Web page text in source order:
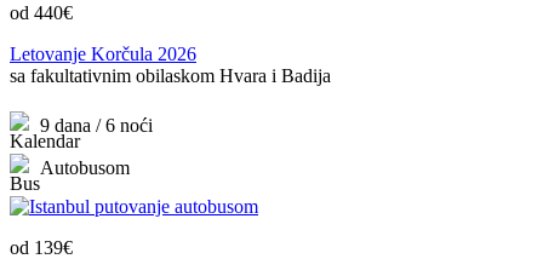
od 440€
Letovanje Korčula 2026
sa fakultativnim obilaskom Hvara i Badija
9 dana / 6 noći
Autobusom
od 139€